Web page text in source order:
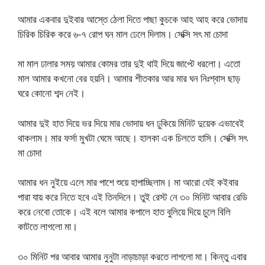
আমার একবার দুইবার আস্তে ঠেলা দিতে পাছা কুচকে আহ আহ করে ভোদায়
চিরিক চিরিক করে ৬-৭ রোপ ঘন মাল ঢেলে দিলাম। সেক্সি সৎ মা চোদা
মা মাল ঢালার সময় আমার কোমর তার দুই থাই দিয়ে জাপ্টে ধরলো। এতো
মাল আমার কখনো বের হয়নি। আমার শীতকার আর মার ঘন নিঃশ্বাস ছাড়
ঘরে কোনো শব্দ নেই।
আমার দুই হাত দিয়ে ভর দিয়ে মার ভোদায় ধন ঢুকিয়ে মিনিট দুয়েক এভাবেই
থাকলাম। মার ফর্সা মুখটা ঘেমে আছে। হালকা এক চিলতে হাসি। সেক্সি সৎ
মা চোদা
আমার ধন নুইয়ে এলে মার পাশে শুয়ে হাপাচ্ছিলাম। মা আরো যেই কইবার
পারা যায় করে নিতে হবে এই তিনদিনে। তুই রেস্ট নে ৩০ মিনিট আবার রেডি
করে নেবো তোকে। এই বলে আমার কপালে হাত বুলিয়ে দিয়ে চুলে বিলি
কাটতে লাগলো মা।
৩০ মিনিট পর আবার আমার নুনুটা নাড়াচাড়া করতে লাগলো মা। কিন্তু এবার